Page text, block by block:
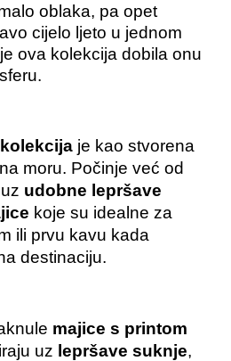
oblaka, pa opet
cijelo ljeto u jednom
ova kolekcija dobila onu
je kao stvorena
moru. Počinje već od
udobne lepršave
koje su idealne za
ili prvu kavu kada
destinaciju.
majice s printom
uz lepršave suknje,